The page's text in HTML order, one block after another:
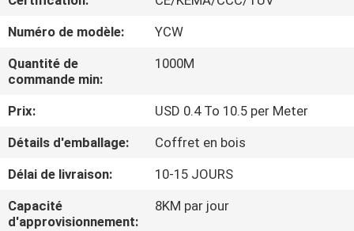
A
PROPOS
DE
NOUS
VISITE
D'USINE
Numéro de modèle:
YCW
Quantité de
commande min:
1000M
Prix:
USD 0.4 To 10.5 per Meter
Détails d'emballage:
Coffret en bois
Délai de livraison:
10-15 JOURS
Capacité
d'approvisionnement:
8KM par jour